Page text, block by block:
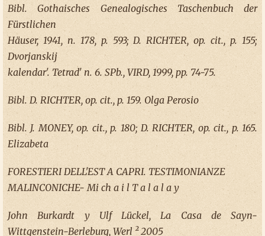
Bibl. Gothaisches Genealogisches Taschenbuch der
Fürstlichen
Häuser, 1941, n. 178, p. 593; D. RICHTER, op. cit., p. 155;
Dvorjanskij
kalendar'. Tetrad' n. 6. SPb., VIRD, 1999, pp. 74-75.
Bibl. D. RICHTER, op. cit., p. 159. Olga Perosio
Bibl. J. MONEY, op. cit., p. 180; D. RICHTER, op. cit., p. 165.
Elizabeta
FORESTIERI DELL'EST A CAPRI. TESTIMONIANZE
MALINCONICHE- Mi ch a i l T a l a l a y
John Burkardt y Ulf Lückel, La Casa de Sayn-
Wittgenstein-Berleburg, Werl ² 2005